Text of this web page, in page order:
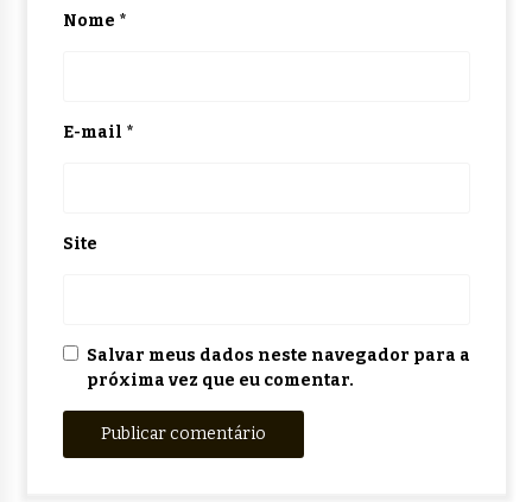
Nome *
E-mail *
Site
Salvar meus dados neste navegador para a
próxima vez que eu comentar.